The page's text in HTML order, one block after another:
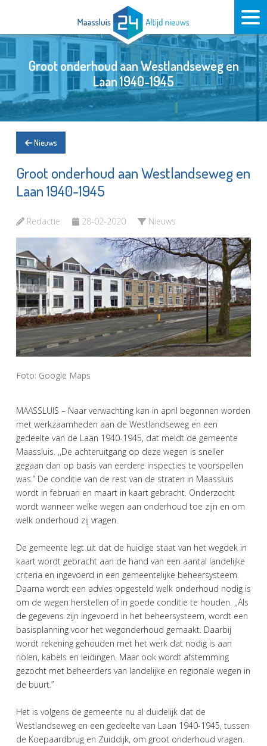
Groot onderhoud aan Westlandseweg en
Laan 1940-1945
Nieuws
Groot onderhoud aan Westlandseweg en
Laan 1940-1945
Redactie 28-02-2020 Nieuws
Foto: Google Maps
MAASSLUIS – Naar verwachting kan in april begonnen worden
met werkzaamheden aan de Westlandseweg en een
gedeelte van de Laan 1940-1945, dat meldt de gemeente
Maassluis. ,,De achteruitgang op deze wegen is sneller
gegaan dan op basis van eerdere inspecties te voorspellen
was.” De conditie van de rest van de straten in Maassluis
wordt in februari en maart in kaart gebracht. Onderzocht
wordt wanneer welke wegen aan onderhoud toe zijn en om
welk onderhoud zij vragen.
De gemeente legt uit dat de huidige staat van het wegdek in
kaart wordt gebracht aan de hand van een aantal landelijke
criteria en ingevoerd in een gemeentelijke beheersysteem.
Daarna wordt een advies opgesteld welk onderhoud nodig is
om de wegen herstellen of in goede conditie te houden. ,,Als
de gegevens zijn ingevoerd in het beheersysteem, wordt een
basisplanning voor het wegonderhoud gemaakt. Daarbij
wordt rekening gehouden met het werk dat nodig is aan
riolen, kabels en leidingen. Maar ook wordt afstemming
gezocht met beheerders van landelijke en regionale wegen in
de buurt.”
Het is volgens de gemeente nu al duidelijk dat de
Westlandseweg en een gedeelte van Laan 1940-1945, tussen
de Koepaardbrug en Zuiddijk, om groot onderhoud vragen.